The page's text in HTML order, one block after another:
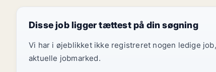
Disse job ligger tættest på din søgning
Vi har i øjeblikket ikke registreret nogen ledige
aktuelle jobmarked.